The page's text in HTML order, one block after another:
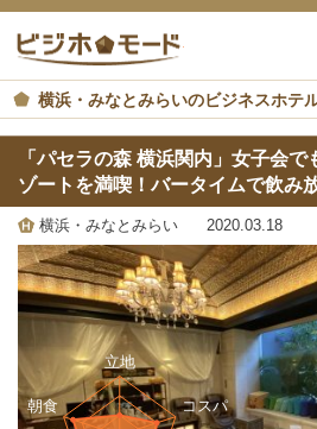
横浜・みなとみらいのビジネスホテ
「パセラの森 横浜関内」女子会
ゾートを満喫！バータイムで飲み
横浜・みなとみらい 2020.03.18